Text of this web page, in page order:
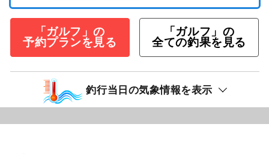
「ガルフ」の
予約プランを見る
「ガルフ」の
全ての釣果を見る
釣行当日の気象情報を表示